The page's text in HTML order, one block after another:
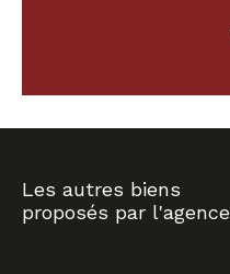
Les autres biens
proposés par l'agence